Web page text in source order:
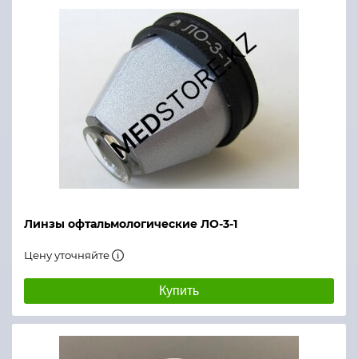
Линзы офтальмологические ЛО-3-1
Цену уточняйте
Купить